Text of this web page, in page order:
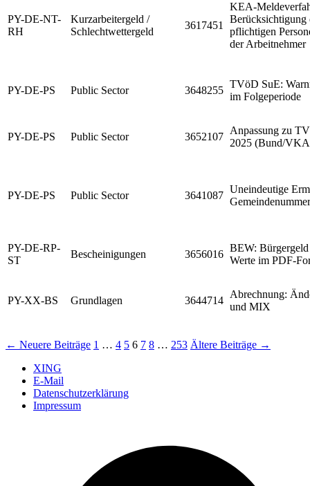
PY-DE-NT-
RH
Kurzarbeitergeld /
Schlechtwettergeld
3617451
KEA-
Berücksichtigung
pflichtigen
der Arbeitnehmer
PY-DE-PS Public Sector 3648255
TVöD SuE:
im Folgeperiode
PY-DE-PS Public Sector 3652107
Anpassung zu
2025 (Bund/
PY-DE-PS Public Sector 3641087
Uneindeutige
Gemeindenummer
PY-DE-RP-
ST
Bescheinigungen 3656016
BEW: Bürgergeld
Werte im PDF-
PY-XX-BS Grundlagen 3644714
Abrechnung:
und MIX
Seitennummerierung
der
Beiträge
← Neuere Beiträge 1 … 4 5 6 7 8 … 253 Ältere Beiträge →
XING
E-Mail
Datenschutzerklärung
Impressum